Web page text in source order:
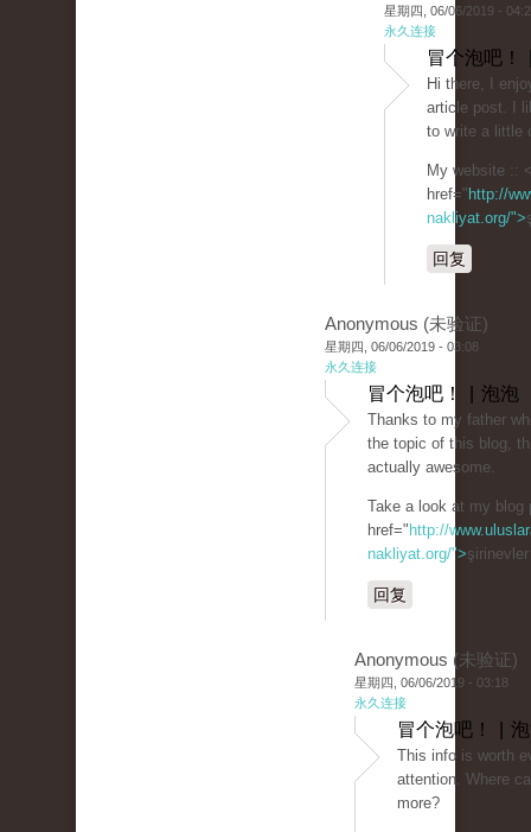
星期四, 06/06/2019 -
永久连接
冒个泡吧！
Hi there, I
article post. I
to write a little
My website ::
href=" http://
nakliyat.org/">
回复
Anonymous (未验证)
星期四, 06/06/2019 - 03:08
永久连接
冒个泡吧！ | 泡泡
Thanks to my father
the topic of this blog,
actually awesome.
Take a look at my blog
href=" http://
nakliyat.org/">
回复
Anonymous (未验证)
星期四, 06/06/2019 - 03:18
永久连接
冒个泡吧！ |
This info is worth
attention. Where
more?